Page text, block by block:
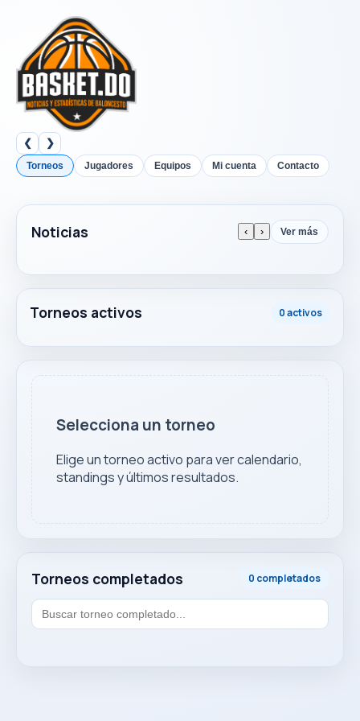
❮ ❯
Torneos Jugadores Equipos Mi cuenta Contacto
Noticias ‹ › Ver más
Torneos activos 0 activos
Torneos completados 0 completados
Selecciona un torneo
Elige un torneo activo para ver calendario,
standings y últimos resultados.